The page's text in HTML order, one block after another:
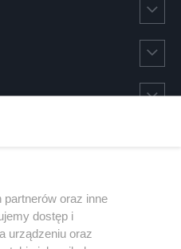
oraz inne
dostęp i
urządzeniu oraz